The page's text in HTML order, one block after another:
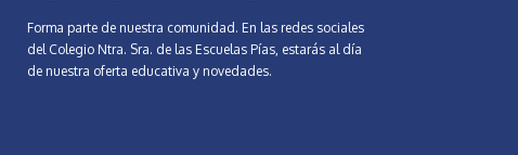
Forma parte de nuestra comunidad. En las redes sociales
del Colegio Ntra. Sra. de las Escuelas Pías, estarás al día
de nuestra oferta educativa y novedades.